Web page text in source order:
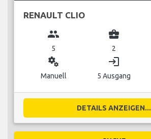
RENAULT CLIO
group
5
business_center
2
miscellaneous_services
Manuell
login
5 Ausgang
DETAILS ANZEIGEN...